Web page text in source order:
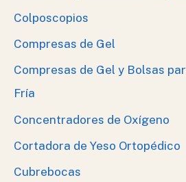
Colposcopios
Compresas de Gel
Compresas de Gel y Bolsas
Fría
Concentradores de Oxígeno
Cortadora de Yeso Ortopédico
Cubrebocas